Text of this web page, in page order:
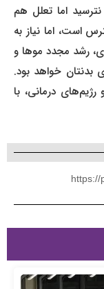
اما تعلل هم
است، اما نیاز به
رشد مجدد موها و
خواهد بود.
درمانی، با